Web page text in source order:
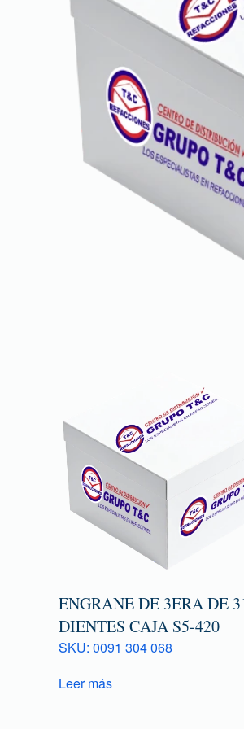
ENGRANE DE 3ERA DE
DIENTES CAJA S5-420
SKU: 0091 304 068
Leer más